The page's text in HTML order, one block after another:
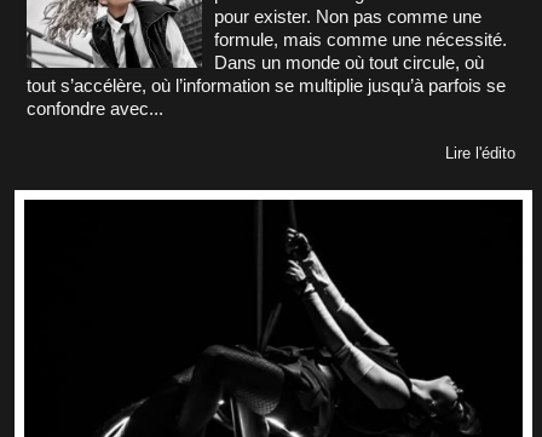
pour exister. Non pas comme une
formule, mais comme une nécessité.
Dans un monde où tout circule, où
tout s’accélère, où l’information se multiplie jusqu’à parfois se
confondre avec...
Lire l'édito